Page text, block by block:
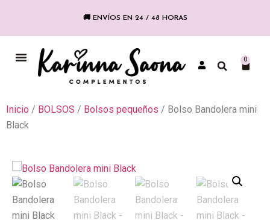
🚚 ENVÍOS EN 24 / 48 HORAS
0
Inicio / BOLSOS / Bolsos pequeños / Bolso Bandolera mini
Black